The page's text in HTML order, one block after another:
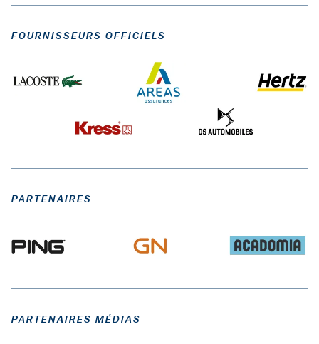
FOURNISSEURS OFFICIELS
PARTENAIRES
PARTENAIRES MÉDIAS